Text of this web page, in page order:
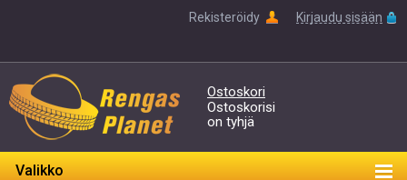
Rekisteröidy Kirjaudu sisään
Ostoskori
Ostoskorisi
on tyhjä
Valikko